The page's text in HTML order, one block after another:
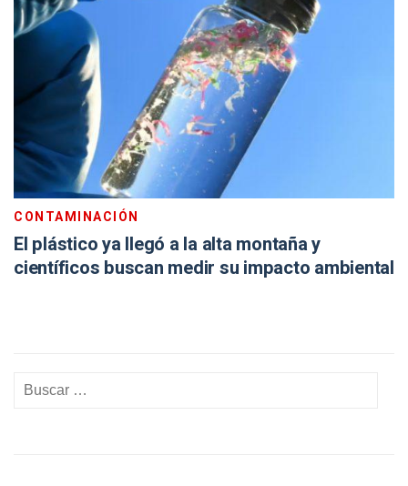
CONTAMINACIÓN
El plástico ya llegó a la alta montaña y
científicos buscan medir su impacto ambiental